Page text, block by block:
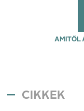
AMITŐL
CIKKEK